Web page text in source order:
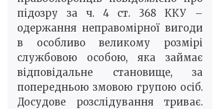
підозру за ч. 4 ст. 368 ККУ –
одержання неправомірної вигоди
в особливо великому розмірі
службовою особою, яка займає
відповідальне становище, за
попередньою змовою групою осіб.
Досудове розслідування триває.